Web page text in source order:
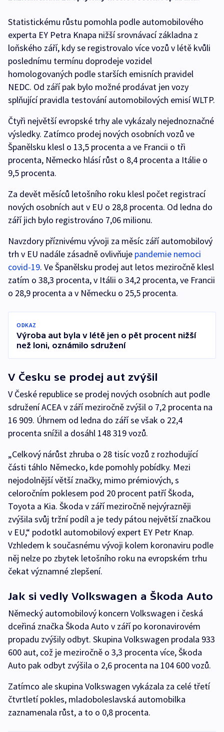
Statistickému růstu pomohla podle automobilového
experta EY Petra Knapa nižší srovnávací základna z
loňského září, kdy se registrovalo více vozů v létě kvůli
poslednímu termínu doprodeje vozidel
homologovaných podle starších emisních pravidel
NEDC. Od září pak bylo možné prodávat jen vozy
splňující pravidla testování automobilových emisí WLTP.
Čtyři největší evropské trhy ale vykázaly nejednoznačné
výsledky. Zatímco prodej nových osobních vozů ve
Španělsku klesl o 13,5 procenta a ve Francii o tři
procenta, Německo hlásí růst o 8,4 procenta a Itálie o
9,5 procenta.
Za devět měsíců letošního roku klesl počet registrací
nových osobních aut v EU o 28,8 procenta. Od ledna do
září jich bylo registrováno 7,06 milionu.
Navzdory příznivému vývoji za měsíc září automobilový
trh v EU nadále zásadně ovlivňuje pandemie nemoci
covid-19. Ve Španělsku prodej aut letos meziročně klesl
zatím o 38,3 procenta, v Itálii o 34,2 procenta, ve Francii
o 28,9 procenta a v Německu o 25,5 procenta.
ODKAZ
Výroba aut byla v létě jen o pět procent nižší
než loni, oznámilo sdružení
V Česku se prodej aut zvýšil
V České republice se prodej nových osobních aut podle
sdružení ACEA v září meziročně zvýšil o 7,2 procenta na
16 909. Úhrnem od ledna do září se však o 22,4
procenta snížil a dosáhl 148 319 vozů.
„Celkový nárůst zhruba o 28 tisíc vozů z rozhodující
části táhlo Německo, kde pomohly pobídky. Mezi
nejodolnější větší značky, mimo prémiových, s
celoročním poklesem pod 20 procent patří Škoda,
Toyota a Kia. Škoda v září meziročně nejvýrazněji
zvýšila svůj tržní podíl a je tedy pátou největší značkou
v EU,“ podotkl automobilový expert EY Petr Knap.
Vzhledem k současnému vývoji kolem koronaviru podle
něj nelze po zbytek letošního roku na evropském trhu
čekat významné zlepšení.
Jak si vedly Volkswagen a Škoda Auto
Německý automobilový koncern Volkswagen i česká
dceřiná značka Škoda Auto v září po koronavirovém
propadu zvýšily odbyt. Skupina Volkswagen prodala 933
600 aut, což je meziročně o 3,3 procenta více, Škoda
Auto pak odbyt zvýšila o 2,6 procenta na 104 600 vozů.
Zatímco ale skupina Volkswagen vykázala za celé třetí
čtvrtletí pokles, mladoboleslavská automobilka
zaznamenala růst, a to o 0,8 procenta.